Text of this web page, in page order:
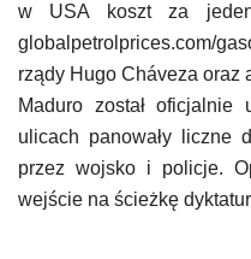
w USA koszt za
globalpetrolprices.com/
rządy Hugo Cháveza oraz
Maduro został oficjalnie
ulicach panowały liczne
przez wojsko i policje.
wejście na ścieżkę